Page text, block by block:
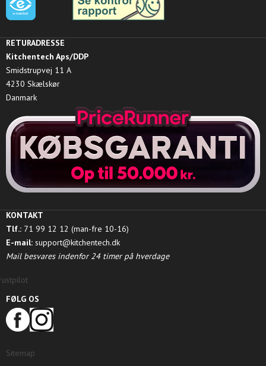
RETURADRESSE
Kitchentech Aps/DDP
Smidstrupvej 11 A
4230 Skælskør
Danmark
KONTAKT
Tlf.: 71 99 12 12 (man-fre 10-16)
E-mail: support@kitchentech.dk
Mail besvares indenfor 24 timer på hverdage
FØLG OS
Sitemap